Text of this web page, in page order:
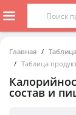
Главная
Таблица
состав и